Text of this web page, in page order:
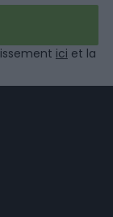
ici et la